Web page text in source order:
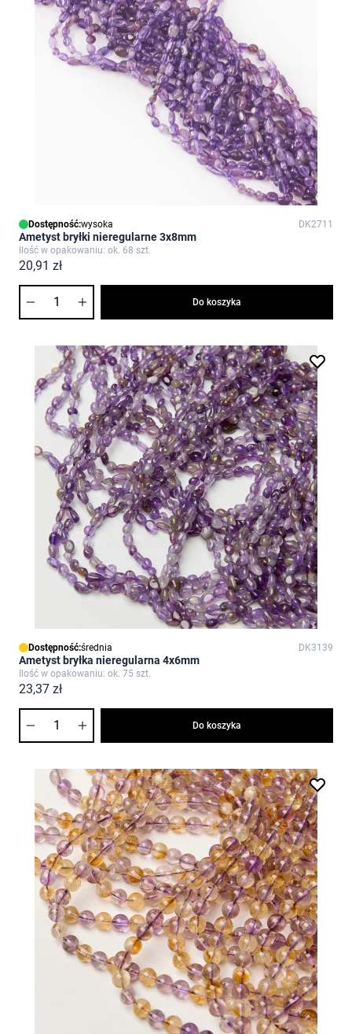
Dostępność:wysoka DK2711
Ametyst bryłki nieregularne 3x8mm
Ilość w opakowaniu: ok. 68 szt.
20,91 zł
Do koszyka
Dostępność:średnia DK3139
Ametyst bryłka nieregularna 4x6mm
Ilość w opakowaniu: ok. 75 szt.
23,37 zł
Do koszyka